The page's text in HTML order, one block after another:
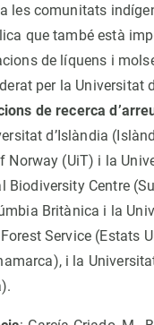
les comunitats
que també està
de líquens i
per la Universitat
de recerca
d’Islàndia
Norway (UiT) i la
Biodiversity Centre
Britànica i la
Service (Estats
i la